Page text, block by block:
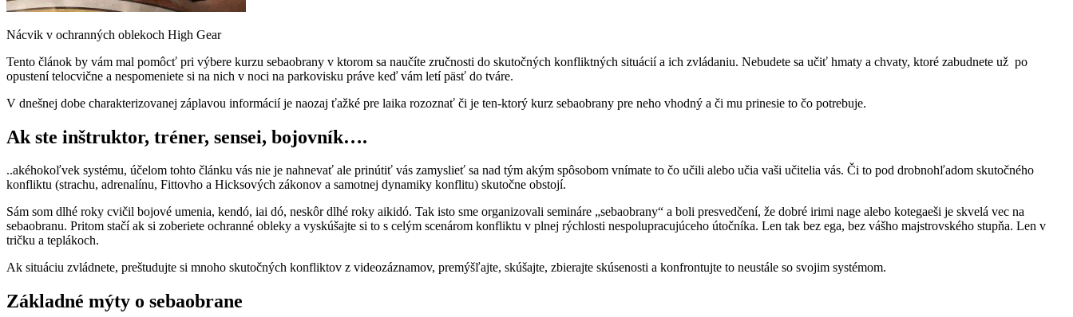
Nácvik v ochranných oblekoch High Gear
Tento článok by vám mal pomôcť pri výbere kurzu sebaobrany v ktorom sa naučíte zručnosti do skutočných konfliktných situácií a ich zvládaniu. Nebudete sa učiť hmaty a chvaty, ktoré zabudnete už po
opustení telocvične a nespomeniete si na nich v noci na parkovisku práve keď vám letí päsť do tváre.
V dnešnej dobe charakterizovanej záplavou informácií je naozaj ťažké pre laika rozoznať či je ten-ktorý kurz sebaobrany pre neho vhodný a či mu prinesie to čo potrebuje.
Ak ste inštruktor, tréner, sensei, bojovník….
..akéhokoľvek systému, účelom tohto článku vás nie je nahnevať ale prinútiť vás zamyslieť sa nad tým akým spôsobom vnímate to čo učili alebo učia vaši učitelia vás. Či to pod drobnohľadom skutočného
konfliktu (strachu, adrenalínu, Fittovho a Hicksových zákonov a samotnej dynamiky konflitu) skutočne obstojí.
Sám som dlhé roky cvičil bojové umenia, kendó, iai dó, neskôr dlhé roky aikidó. Tak isto sme organizovali semináre „sebaobrany“ a boli presvedčení, že dobré irimi nage alebo kotegaeši je skvelá vec na
sebaobranu. Pritom stačí ak si zoberiete ochranné obleky a vyskúšajte si to s celým scenárom konfliktu v plnej rýchlosti nespolupracujúceho útočníka. Len tak bez ega, bez vášho majstrovského stupňa. Len v
tričku a teplákoch.
Ak situáciu zvládnete, preštudujte si mnoho skutočných konfliktov z videozáznamov, premýšľajte, skúšajte, zbierajte skúsenosti a konfrontujte to neustále so svojim systémom.
Základné mýty o sebaobrane